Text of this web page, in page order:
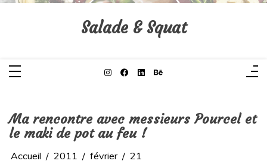
Aller
Salade & Squat
Ma rencontre avec messieurs Pourcel et
le maki de pot au feu !
Accueil 2011 février 21